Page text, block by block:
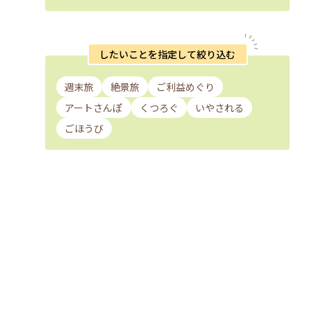
したいことを指定して絞り込む
週末旅 絶景旅
ご利益めぐり
アートさんぽ
くつろぐ
いやされる
ごほうび